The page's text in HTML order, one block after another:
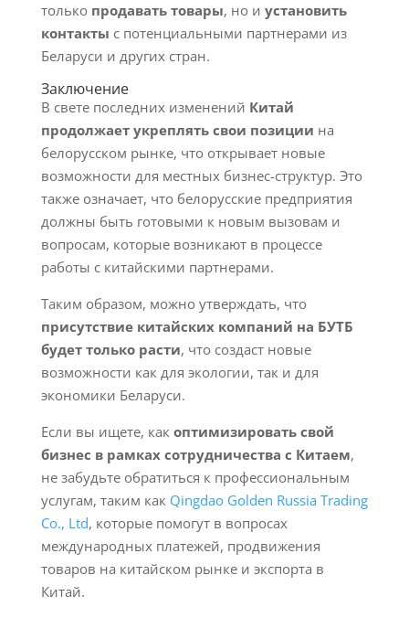
только продавать товары, но и установить
контакты с потенциальными партнерами из
Беларуси и других стран.
Заключение
В свете последних изменений Китай
продолжает укреплять свои позиции на
белорусском рынке, что открывает новые
возможности для местных бизнес-структур. Это
также означает, что белорусские предприятия
должны быть готовыми к новым вызовам и
вопросам, которые возникают в процессе
работы с китайскими партнерами.
Таким образом, можно утверждать, что
присутствие китайских компаний на БУТБ
будет только расти, что создаст новые
возможности как для экологии, так и для
экономики Беларуси.
Если вы ищете, как оптимизировать свой
бизнес в рамках сотрудничества с Китаем,
не забудьте обратиться к профессиональным
услугам, таким как Qingdao Golden Russia Trading
Co., Ltd, которые помогут в вопросах
международных платежей, продвижения
товаров на китайском рынке и экспорта в
Китай.